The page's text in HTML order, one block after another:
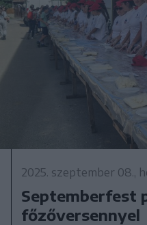
2025. szeptember 08.,
Septemberfest
főzőversennyel